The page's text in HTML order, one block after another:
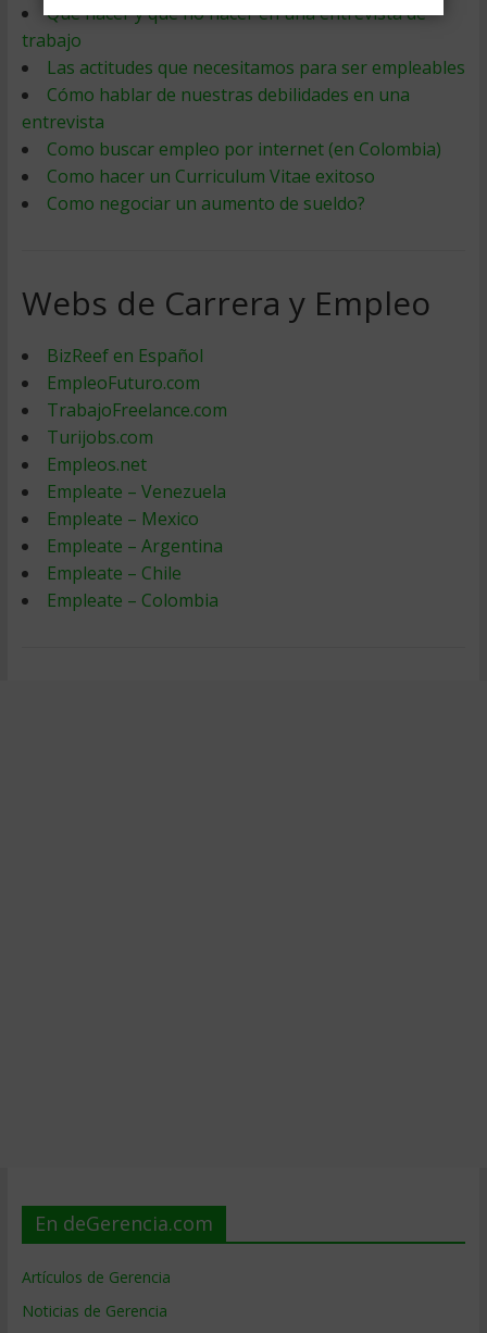
Qué hacer y qué no hacer en una entrevista de
trabajo
Las actitudes que necesitamos para ser empleables
Cómo hablar de nuestras debilidades en una
entrevista
Como buscar empleo por internet (en Colombia)
Como hacer un Curriculum Vitae exitoso
Como negociar un aumento de sueldo?
Webs de Carrera y Empleo
BizReef en Español
EmpleoFuturo.com
TrabajoFreelance.com
Turijobs.com
Empleos.net
Empleate – Venezuela
Empleate – Mexico
Empleate – Argentina
Empleate – Chile
Empleate – Colombia
En deGerencia.com
Artículos de Gerencia
Noticias de Gerencia